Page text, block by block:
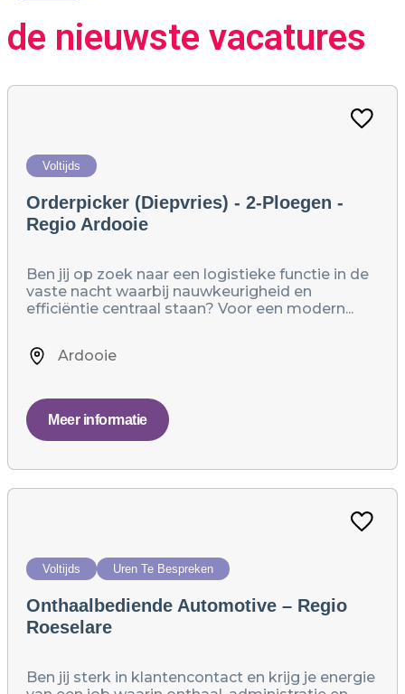
de nieuwste vacatures
Voltijds
Orderpicker (diepvries) - 2-Ploegen -
Regio Ardooie
Ben jij op zoek naar een logistieke functie in de
vaste nacht waarbij nauwkeurigheid en
efficiëntie centraal staan? Voor een modern...
Ardooie
Meer informatie
Voltijds Uren Te Bespreken
Onthaalbediende Automotive – Regio
Roeselare
Ben jij sterk in klantencontact en krijg je energie